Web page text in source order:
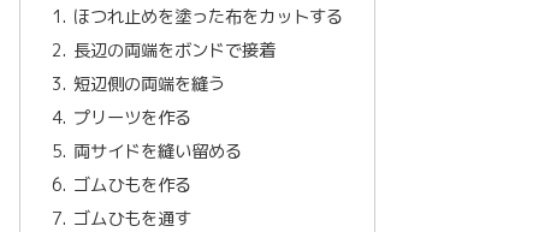
ほつれ止めを塗った布をカットする
長辺の両端をボンドで接着
短辺側の両端を縫う
プリーツを作る
両サイドを縫い留める
ゴムひもを作る
ゴムひもを通す